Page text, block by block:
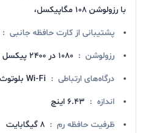
با رزولوشن ۱۰۸ مگاپیکسل،
پشتیبانی از کارت حافظه جانبی :
رزولوشن : 1080 در 2400 پیکسل
درگاه‌های ارتباطی : Wi-Fi بلوتوث
اندازه : 6.43 اینچ
ظرفیت حافظه رم : 8 گیگابایت